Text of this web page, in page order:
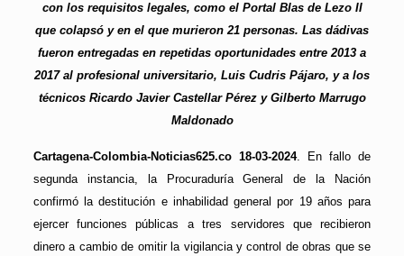
con los requisitos legales, como el Portal Blas de Lezo II
que colapsó y en el que murieron 21 personas. Las dádivas
fueron entregadas en repetidas oportunidades entre 2013 a
2017 al profesional universitario, Luis Cudris Pájaro, y a los
técnicos Ricardo Javier Castellar Pérez y Gilberto Marrugo
Maldonado
Cartagena-Colombia-Noticias625.co 18-03-2024. En fallo de
segunda instancia, la Procuraduría General de la Nación
confirmó la destitución e inhabilidad general por 19 años para
ejercer funciones públicas a tres servidores que recibieron
dinero a cambio de omitir la vigilancia y control de obras que se